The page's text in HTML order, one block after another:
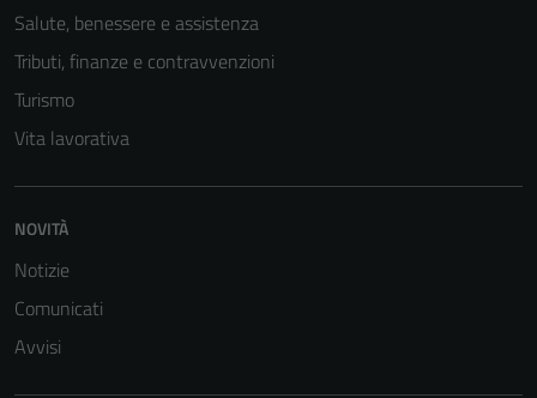
Salute, benessere e assistenza
Tributi, finanze e contravvenzioni
Turismo
Vita lavorativa
NOVITÀ
Notizie
Comunicati
Avvisi